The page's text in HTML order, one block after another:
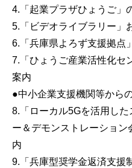
4.「起業プラザひょうご」
5.「ビデオライブラリー」
6.「兵庫県よろず支援拠点
7.「ひょうご産業活性化セ
案内
●中小企業支援機関等から
8.「ローカル5Gを活用し
ー＆デモンストレーション
内
9.「兵庫型奨学金返済支援